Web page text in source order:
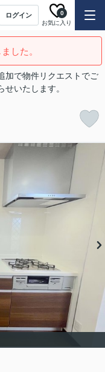
ログイン
お気に入り
0
した。
加で物件リクエストでご
いたします。